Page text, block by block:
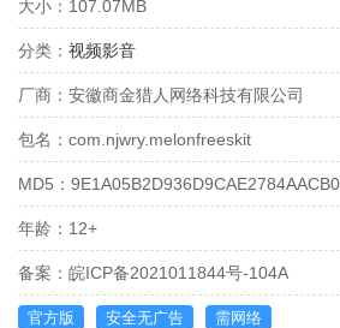
大小： 107.07MB
分类： 视频影音
厂商： 安徽商金猎人网络科技有限公司
包名： com.njwry.melonfreeskit
MD5：
年龄： 12+
备案： 皖ICP备2021011844号-104A
官方版 安全无广告 需网络